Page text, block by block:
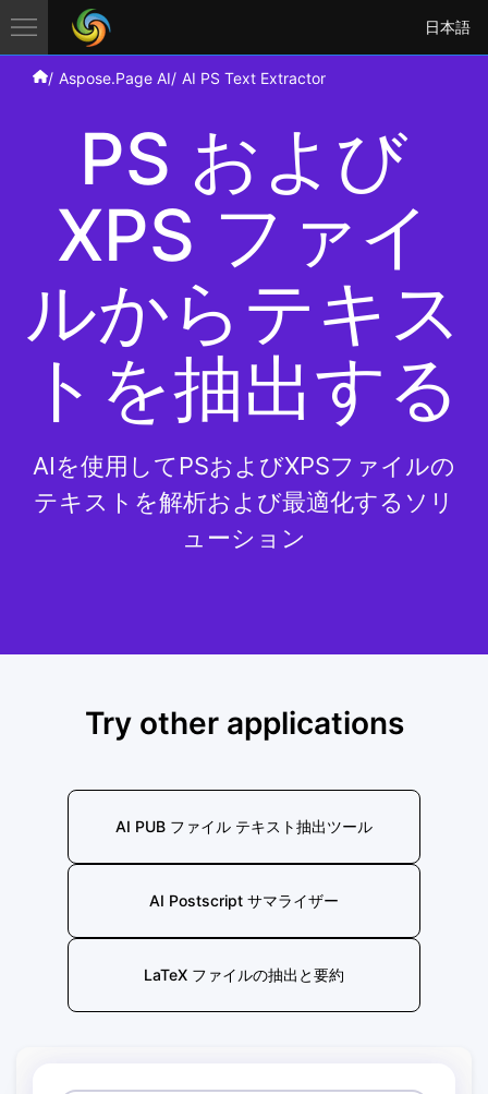
日本語
Aspose.Page AI AI PS Text Extractor
PS および
XPS ファイ
ルからテキス
トを抽出する
AIを使用してPSおよびXPSファイルの
テキストを解析および最適化するソリ
ューション
Try other applications
AI PUB ファイル テキスト抽出ツール
AI Postscript サマライザー
LaTeX ファイルの抽出と要約